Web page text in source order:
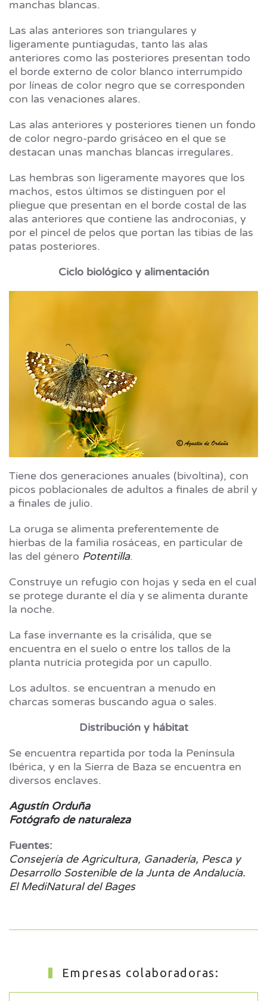
manchas blancas.
Las alas anteriores son triangulares y
ligeramente puntiagudas, tanto las alas
anteriores como las posteriores presentan todo
el borde externo de color blanco interrumpido
por líneas de color negro que se corresponden
con las venaciones alares.
Las alas anteriores y posteriores tienen un fondo
de color negro-pardo grisáceo en el que se
destacan unas manchas blancas irregulares.
Las hembras son ligeramente mayores que los
machos, estos últimos se distinguen por el
pliegue que presentan en el borde costal de las
alas anteriores que contiene las androconias, y
por el pincel de pelos que portan las tibias de las
patas posteriores.
Ciclo biológico y alimentación
Tiene dos generaciones anuales (bivoltina), con
picos poblacionales de adultos a finales de abril y
a finales de julio.
La oruga se alimenta preferentemente de
hierbas de la familia rosáceas, en particular de
las del género Potentilla.
Construye un refugio con hojas y seda en el cual
se protege durante el día y se alimenta durante
la noche.
La fase invernante es la crisálida, que se
encuentra en el suelo o entre los tallos de la
planta nutricia protegida por un capullo.
Los adultos. se encuentran a menudo en
charcas someras buscando agua o sales.
Distribución y hábitat
Se encuentra repartida por toda la Península
Ibérica, y en la Sierra de Baza se encuentra en
diversos enclaves.
Agustín Orduña
Fotógrafo de naturaleza
Fuentes:
Consejería de Agricultura, Ganadería, Pesca y
Desarrollo Sostenible de la Junta de Andalucía.
El MediNatural del Bages
Empresas colaboradoras: